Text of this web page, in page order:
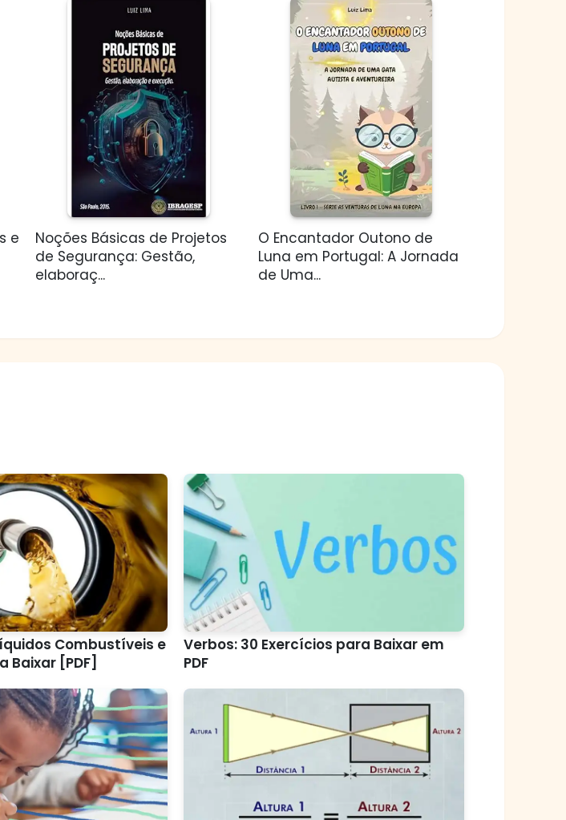
e
Noções Básicas de Projetos
de Segurança: Gestão,
elaboraç...
O Encantador Outono de
Luna em Portugal: A Jornada
de Uma...
Combustíveis e
Baixar [PDF]
Verbos: 30 Exercícios para Baixar em
PDF